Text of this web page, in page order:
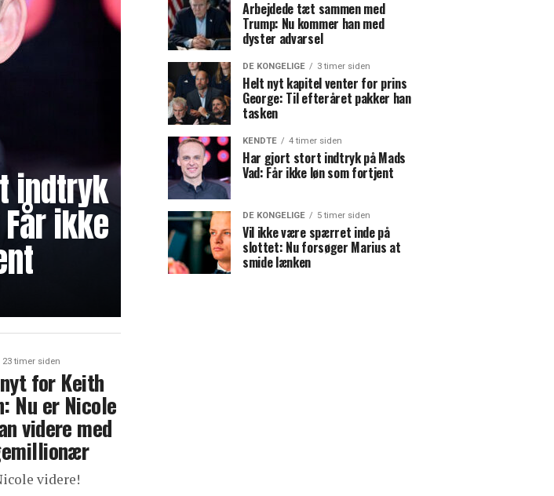
indtryk
ikke
23 timer siden
for Keith
Nu er Nicole
videre med
videre!
Arbejdede tæt sammen med
Trump: Nu kommer han med
dyster advarsel
DE KONGELIGE 3 timer siden
Helt nyt kapitel venter for prins
George: Til efteråret pakker han
tasken
KENDTE 4 timer siden
Har gjort stort indtryk på Mads
Vad: Får ikke løn som fortjent
DE KONGELIGE 5 timer siden
Vil ikke være spærret inde på
slottet: Nu forsøger Marius at
smide lænken